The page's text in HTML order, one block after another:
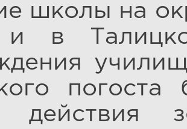
школы на
в
действия